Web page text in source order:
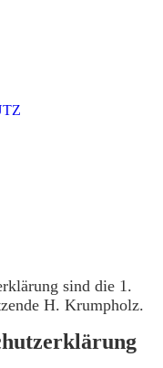
sind die 1.
H. Krumpholz.